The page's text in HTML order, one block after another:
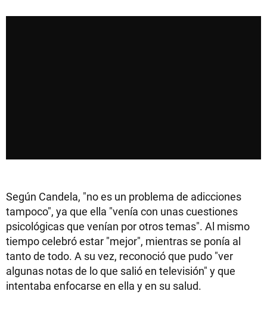
Según Candela, "no es un problema de adicciones
tampoco", ya que ella "venía con unas cuestiones
psicológicas que venían por otros temas". Al mismo
tiempo celebró estar "mejor", mientras se ponía al
tanto de todo. A su vez, reconoció que pudo "ver
algunas notas de lo que salió en televisión" y que
intentaba enfocarse en ella y en su salud.